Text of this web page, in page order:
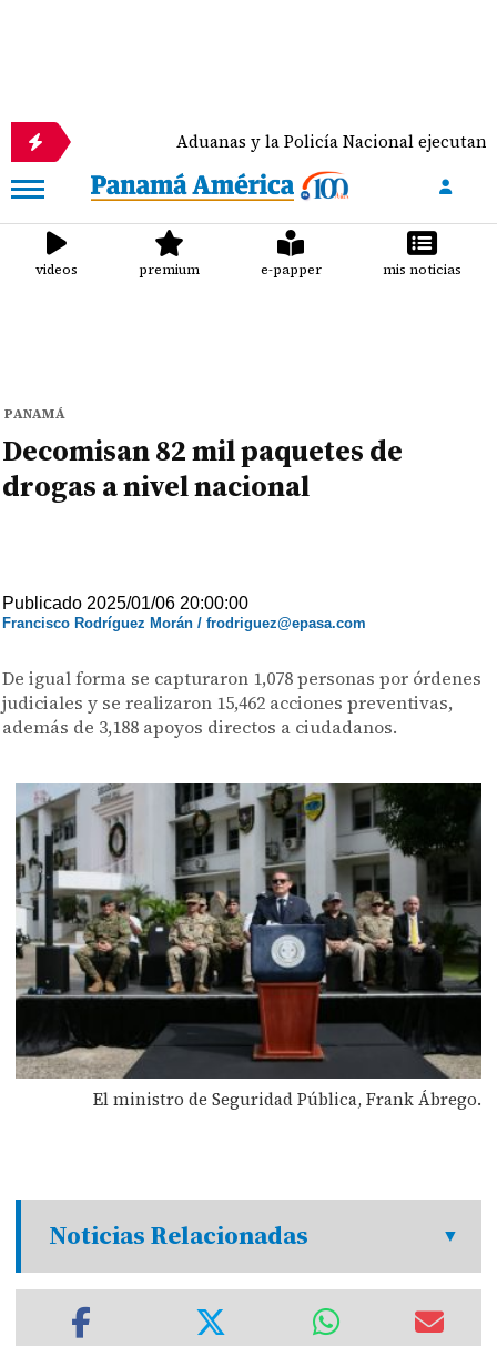
Aduanas y la Policía Nacional ejecutan la
videos premium e-papper mis noticias
PANAMÁ
Decomisan 82 mil paquetes de
drogas a nivel nacional
Publicado 2025/01/06 20:00:00
Francisco Rodríguez Morán / frodriguez@epasa.com
De igual forma se capturaron 1,078 personas por órdenes
judiciales y se realizaron 15,462 acciones preventivas,
además de 3,188 apoyos directos a ciudadanos.
El ministro de Seguridad Pública, Frank Ábrego.
Noticias Relacionadas